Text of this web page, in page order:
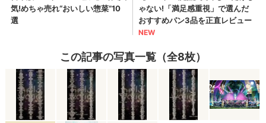
この記事の写真一覧（全8枚）